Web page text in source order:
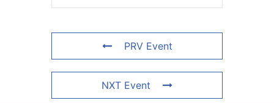
PRV Event
NXT Event